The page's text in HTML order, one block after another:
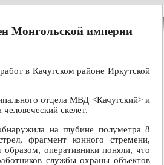
Монгольской империи
в Качугском районе Иркутской
отдела МВД <Качугский> и
скелет.
на глубине полуметра 8
фрагмент конного стремени,
оперативники поняли, что
службы охраны объектов